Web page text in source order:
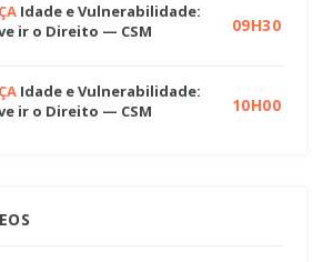
Idade e Vulnerabilidade:
ir o Direito — CSM
09H30
Idade e Vulnerabilidade:
ir o Direito — CSM
10H00